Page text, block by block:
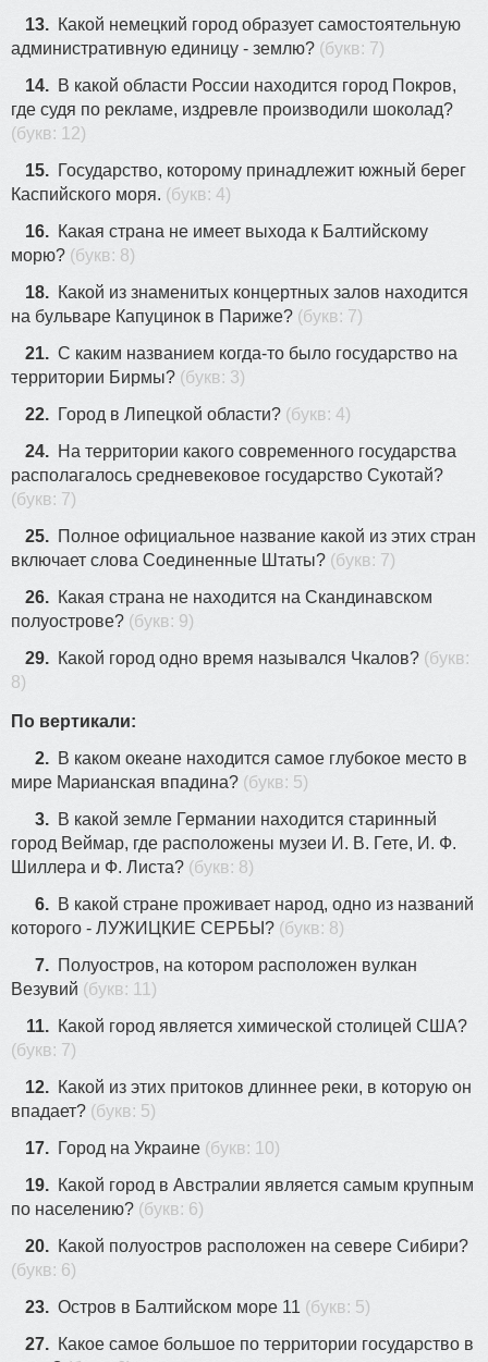
13. Какой немецкий город образует самостоятельную
административную единицу - землю? (букв: 7)
14. В какой области России находится город Покров,
где судя по рекламе, издревле производили шоколад?
(букв: 12)
15. Государство, которому принадлежит южный берег
Каспийского моря. (букв: 4)
16. Какая страна не имеет выхода к Балтийскому
морю? (букв: 8)
18. Какой из знаменитых концертных залов находится
на бульваре Капуцинок в Париже? (букв: 7)
21. С каким названием когда-то было государство на
территории Бирмы? (букв: 3)
22. Город в Липецкой области? (букв: 4)
24. На территории какого современного государства
располагалось средневековое государство Сукотай?
(букв: 7)
25. Полное официальное название какой из этих стран
включает слова Соединенные Штаты? (букв: 7)
26. Какая страна не находится на Скандинавском
полуострове? (букв: 9)
29. Какой город одно время назывался Чкалов? (букв:
8)
По вертикали:
2. В каком океане находится самое глубокое место в
мире Марианская впадина? (букв: 5)
3. В какой земле Германии находится старинный
город Веймар, где расположены музеи И. В. Гете, И. Ф.
Шиллера и Ф. Листа? (букв: 8)
6. В какой стране проживает народ, одно из названий
которого - ЛУЖИЦКИЕ СЕРБЫ? (букв: 8)
7. Полуостров, на котором расположен вулкан
Везувий (букв: 11)
11. Какой город является химической столицей США?
(букв: 7)
12. Какой из этих притоков длиннее реки, в которую он
впадает? (букв: 5)
17. Город на Украине (букв: 10)
19. Какой город в Австралии является самым крупным
по населению? (букв: 6)
20. Какой полуостров расположен на севере Сибири?
(букв: 6)
23. Остров в Балтийском море 11 (букв: 5)
27. Какое самое большое по территории государство в